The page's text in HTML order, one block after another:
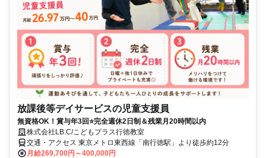
放課後等デイサービスの児童支援員
無資格OK！賞与年3回⭐完全週休2日制＆残業月20時間以内
株式会社LB.C/こどもプラス行徳教室
交通・アクセス 東京メトロ東西線「南行徳駅」より徒歩約12分
月給269,700円～400,000円